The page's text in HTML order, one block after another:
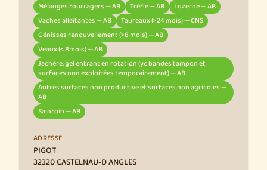
Mélanges fourragers — AB
Trèfle — AB
Luzerne — AB
Vaches allaitantes — AB
Taureaux (>24 mois) — CNS
Génisses renouvellement (>8 mois) — AB
Veaux (< 8mois) — AB
Jachère, gel entrant en rotation (yc bandes tampon et
surfaces non exploitées temporairement) — AB
Autres surfaces non productive et surfaces non agricoles —
AB
Sainfoin — AB
ADRESSE
PIGOT
32320 CASTELNAU-D ANGLES